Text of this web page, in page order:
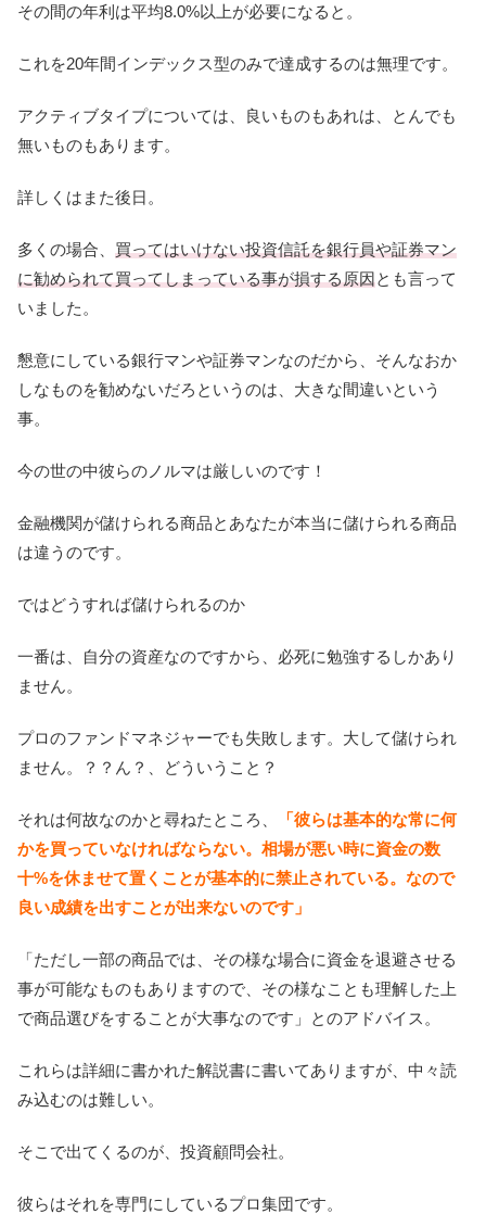
その間の年利は平均8.0%以上が必要になると。
これを20年間インデックス型のみで達成するのは無理です。
アクティブタイプについては、良いものもあれは、とんでも
無いものもあります。
詳しくはまた後日。
多くの場合、 買ってはいけない投資信託を銀行員や証券マン
に勧められて買ってしまっている事が損する原因とも言って
いました。
懇意にしている銀行マンや証券マンなのだから、そんなおか
しなものを勧めないだろというのは、大きな間違いという
事。
今の世の中彼らのノルマは厳しいのです！
金融機関が儲けられる商品とあなたが本当に儲けられる商品
は違うのです。
ではどうすれば儲けられるのか
一番は、自分の資産なのですから、必死に勉強するしかあり
ません。
プロのファンドマネジャーでも失敗します。大して儲けられ
ません。？？ん？、どういうこと？
それは何故なのかと尋ねたところ、
「彼らは基本的な常に何
かを買っていなければならない。相場が悪い時に資金の数
十%を休ませて置くことが基本的に禁止されている。なので
良い成績を出すことが出来ないのです」
「ただし一部の商品では、その様な場合に資金を退避させる
事が可能なものもありますので、その様なことも理解した上
で商品選びをすることが大事なのです」とのアドバイス。
これらは詳細に書かれた解説書に書いてありますが、中々読
み込むのは難しい。
そこで出てくるのが、投資顧問会社。
彼らはそれを専門にしているプロ集団です。